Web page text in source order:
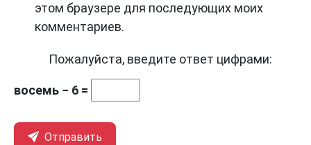
этом браузере для последующих моих
комментариев.
Пожалуйста, введите ответ цифрами:
восемь − 6 =
Отправить